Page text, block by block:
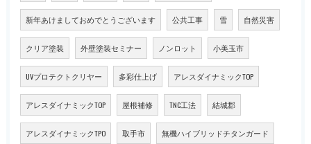
新年あけましておめでとうございます 公共工事 雪 自然災害
クリア塗装 外壁塗装セミナー ノンロット 小美玉市
UVプロテクトクリヤー 多彩仕上げ アレスダイナミックTOP
アレスダイナミックTOP 屋根補修 TNC工法 結城郡
アレスダイナミックTPO 取手市 無機ハイブリッドチタンガード